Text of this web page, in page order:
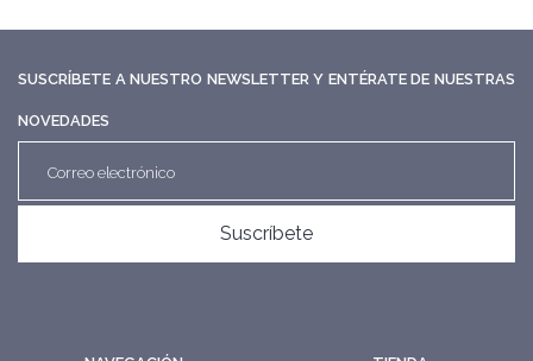
SUSCRÍBETE A NUESTRO NEWSLETTER Y ENTÉRATE DE NUESTRAS
NOVEDADES
Suscríbete